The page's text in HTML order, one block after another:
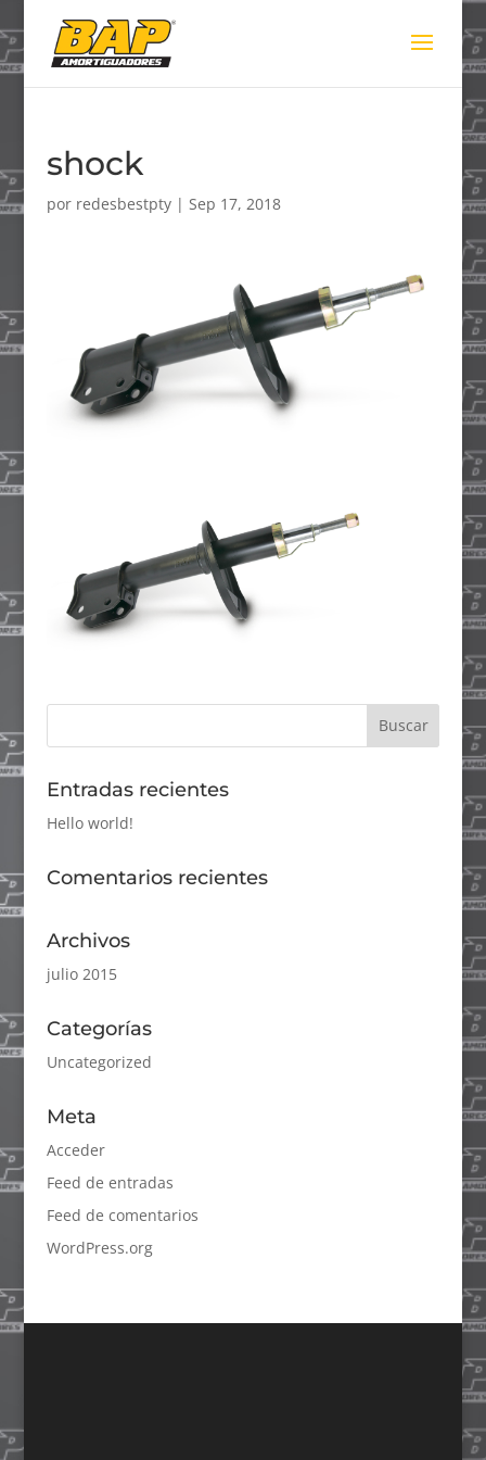
shock
por redesbestpty| Sep 17, 2018
Entradas recientes
Hello world!
Comentarios recientes
Archivos
julio 2015
Categorías
Uncategorized
Meta
Acceder
Feed de entradas
Feed de comentarios
WordPress.org